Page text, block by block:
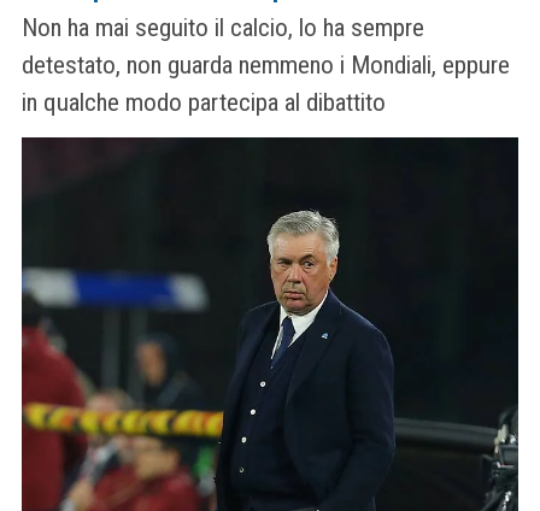
Non ha mai seguito il calcio, lo ha sempre
detestato, non guarda nemmeno i Mondiali, eppure
in qualche modo partecipa al dibattito